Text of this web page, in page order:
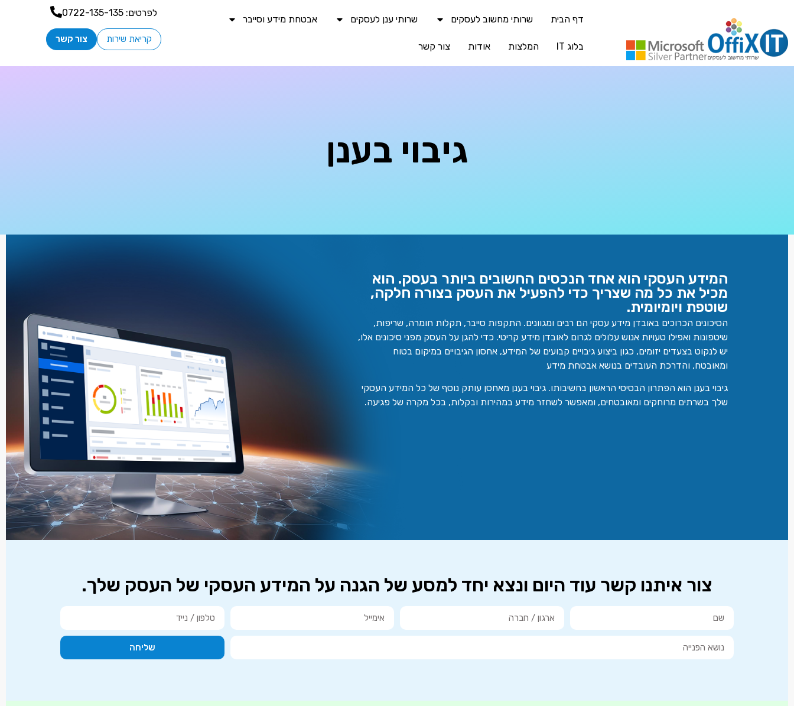
דף הבית שרותי מחשוב לעסקים שרותי ענן לעסקים אבטחת מידע וסייבר
בלוג IT המלצות אודות צור קשר
לפרטים: 0722-135-135
צור קשר קריאת שירות
גיבוי בענן
המידע העסקי הוא אחד הנכסים החשובים ביותר בעסק. הוא
מכיל את כל מה שצריך כדי להפעיל את העסק בצורה חלקה,
שוטפת ויומיומית.
הסיכונים הכרוכים באובדן מידע עסקי הם רבים ומגוונים. התקפות סייבר, תקלות חומרה, שריפות,
שיטפונות ואפילו טעויות אנוש עלולים לגרום לאובדן מידע קריטי. כדי להגן על העסק מפני סיכונים אלו,
יש לנקוט בצעדים יזומים, כגון ביצוע גיבויים קבועים של המידע, אחסון הגיבויים במיקום בטוח
ומאובטח, והדרכת העובדים בנושא אבטחת מידע
גיבוי בענן הוא הפתרון הבסיסי הראשון בחשיבותו. גיבוי בענן מאחסן עותק נוסף של כל המידע העסקי
שלך בשרתים מרוחקים ומאובטחים, ומאפשר לשחזר מידע במהירות ובקלות, בכל מקרה של פגיעה.
צור איתנו קשר עוד היום ונצא יחד למסע של הגנה על המידע העסקי של העסק שלך.
שליחה